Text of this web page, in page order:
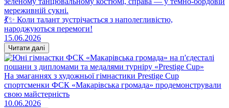
💃✨ Коли талант зустрічається з наполегливістю,
народжуються перемоги!
15.06.2026
Читати далі
На змаганнях з художньої гімнастики Prestige Cup
спортсменки ФСК «Макарівська громада» продемонстрували
свою майстерність
10.06.2026